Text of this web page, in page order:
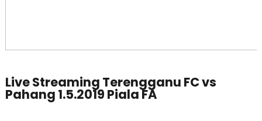
Live Streaming Terengganu FC vs
Pahang 1.5.2019 Piala FA